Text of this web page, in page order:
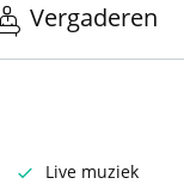
Vergaderen
Live muziek